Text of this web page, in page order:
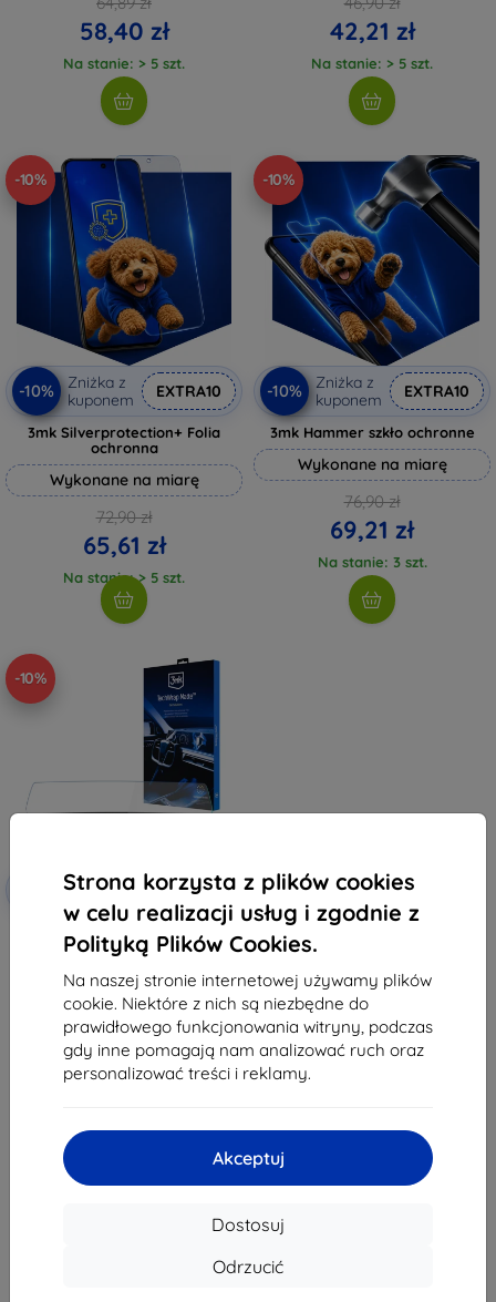
Strona korzysta z plików cookies
w celu realizacji usług i zgodnie z
Polityką Plików Cookies.
Na naszej stronie internetowej używamy plików
cookie. Niektóre z nich są niezbędne do
prawidłowego funkcjonowania witryny, podczas
gdy inne pomagają nam analizować ruch oraz
personalizować treści i reklamy.
Akceptuj
Dostosuj
Odrzucić
58,40 zł
Na stanie: > 5 szt.
42,21 zł
Na stanie: > 5 szt.
-10%
-10%
Zniżka z
kuponem
EXTRA10
3mk Silverprotection+ Folia
ochronna
Wykonane na miarę
72,90 zł
65,61 zł
Na stanie: > 5 szt.
-10%
-10%
Zniżka z
kuponem
EXTRA10
3mk Hammer szkło ochronne
Wykonane na miarę
76,90 zł
69,21 zł
Na stanie: 3 szt.
-10%
Zniżka z
EXTRA10
3mk TechWrap Matowa Folia
Ochronna na Środkowy
Wyświetlacz BMW X2 U10 2024-
201,90 zł
181,72 zł
Na stanie: > 5 szt.